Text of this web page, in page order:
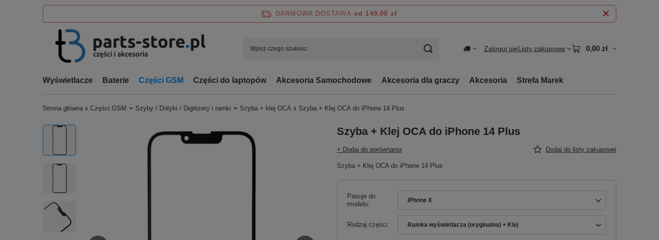
DARMOWA DOSTAWA od 149,00 zł
Zaloguj sięListy zakupowe 0,00 zł
Wyświetlacze Baterie Części GSM Części do laptopów Akcesoria Samochodowe Akcesoria dla graczy Akcesoria Strefa Marek
Strona główna Części GSM Szyby / Dotyki / Digitizery i ramki Szyba + klej OCA Szyba + Klej OCA do iPhone 14 Plus
Szyba + Klej OCA do iPhone 14 Plus
+ Dodaj do porównania Dodaj do listy zakupowej
Szyba + Klej OCA do iPhone 14 Plus
Pasuje do
modelu
iPhone X
Rodzaj części Ramka wyświetlacza (oryginalna) + Klej